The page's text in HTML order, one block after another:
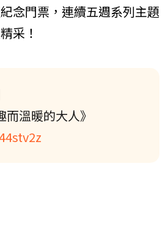
念門票，連續五週系列主題
采！
溫暖的大人》